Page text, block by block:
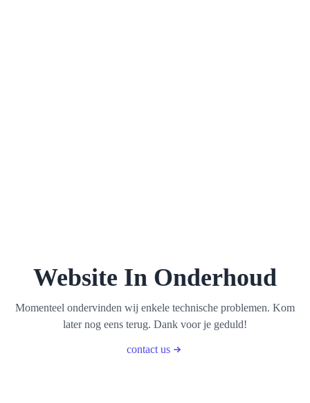
Website In Onderhoud
Momenteel ondervinden wij enkele technische problemen. Kom
later nog eens terug. Dank voor je geduld!
contact us